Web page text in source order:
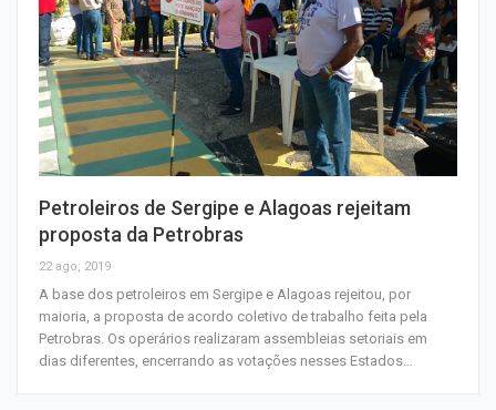
Petroleiros de Sergipe e Alagoas rejeitam
proposta da Petrobras
22 ago, 2019
A base dos petroleiros em Sergipe e Alagoas rejeitou, por
maioria, a proposta de acordo coletivo de trabalho feita pela
Petrobras. Os operários realizaram assembleias setoriais em
dias diferentes, encerrando as votações nesses Estados…